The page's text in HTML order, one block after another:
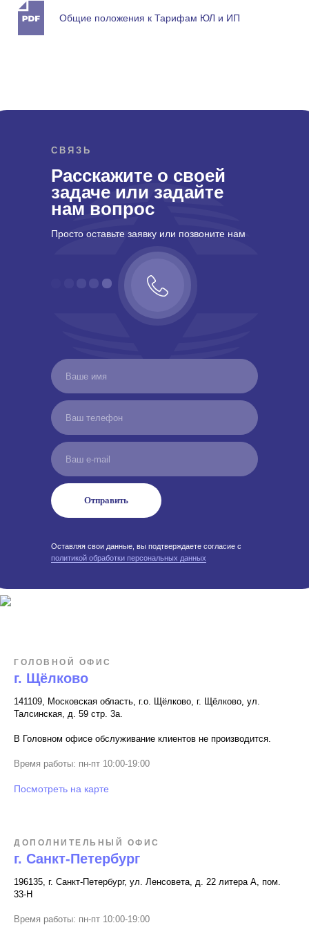
Общие положения к Тарифам ЮЛ и ИП
Расскажите о своей
задаче или задайте
нам вопрос
Просто оставьте заявку или позвоните нам
СВЯЗЬ
Оставляя свои данные, вы подтверждаете согласие с
политикой обработки персональных данных
Отправить
ГОЛОВНОЙ ОФИС
г. Щёлково
141109, Московская область, г.о. Щёлково, г. Щёлково, ул.
Талсинская, д. 59 стр. 3а.
В Головном офисе обслуживание клиентов не производится.
Время работы: пн-пт 10:00-19:00
Посмотреть на карте
ДОПОЛНИТЕЛЬНЫЙ ОФИС
г. Санкт-Петербург
196135, г. Санкт-Петербург, ул. Ленсовета, д. 22 литера А, пом.
33-Н
Время работы: пн-пт 10:00-19:00